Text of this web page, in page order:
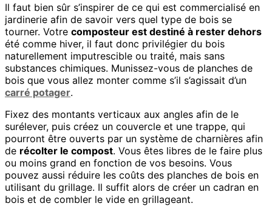
Il faut bien sûr s’inspirer de ce qui est commercialisé en
jardinerie afin de savoir vers quel type de bois se
tourner. Votre composteur est destiné à rester dehors
été comme hiver, il faut donc privilégier du bois
naturellement imputrescible ou traité, mais sans
substances chimiques. Munissez-vous de planches de
bois que vous allez monter comme s’il s’agissait d’un
carré potager.
Fixez des montants verticaux aux angles afin de le
surélever, puis créez un couvercle et une trappe, qui
pourront être ouverts par un système de charnières afin
de récolter le compost. Vous êtes libres de le faire plus
ou moins grand en fonction de vos besoins. Vous
pouvez aussi réduire les coûts des planches de bois en
utilisant du grillage. Il suffit alors de créer un cadran en
bois et de combler le vide en grillageant.